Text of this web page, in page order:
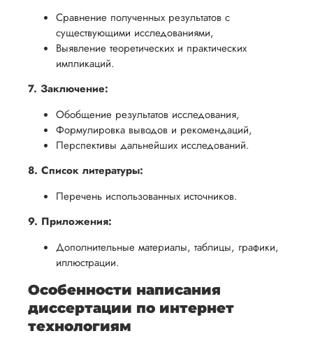
Сравнение полученных результатов с
существующими исследованиями,
Выявление теоретических и практических
импликаций.
7. Заключение:
Обобщение результатов исследования,
Формулировка выводов и рекомендаций,
Перспективы дальнейших исследований.
8. Список литературы:
Перечень использованных источников.
9. Приложения:
Дополнительные материалы, таблицы, графики,
иллюстрации.
Особенности написания
диссертации по интернет
технологиям